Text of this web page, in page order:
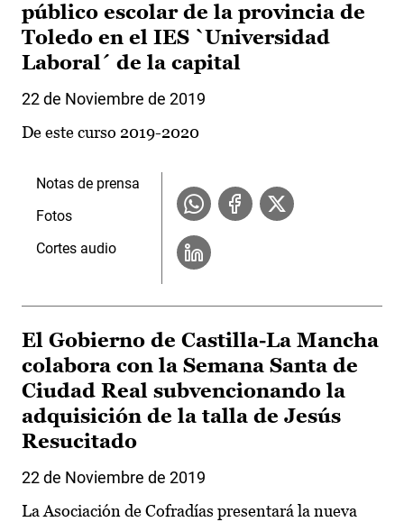
público escolar de la provincia de
Toledo en el IES `Universidad
Laboral´ de la capital
22 de Noviembre de 2019
De este curso 2019-2020
Notas de prensa
Fotos
Cortes audio
El Gobierno de Castilla-La Mancha
colabora con la Semana Santa de
Ciudad Real subvencionando la
adquisición de la talla de Jesús
Resucitado
22 de Noviembre de 2019
La Asociación de Cofradías presentará la nueva